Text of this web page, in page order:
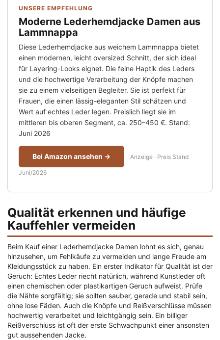
UNSERE EMPFEHLUNG
Moderne Lederhemdjacke Damen aus
Lammnappa
Diese Lederhemdjacke aus weichem Lammnappa bietet
einen modernen, leicht oversized Schnitt, der sich ideal
für Layering-Looks eignet. Die feine Haptik des Leders
und die hochwertige Verarbeitung der Knöpfe machen
sie zu einem vielseitigen Begleiter. Sie ist perfekt für
Frauen, die einen lässig-eleganten Stil schätzen und
Wert auf echtes Leder legen. Preislich liegt sie im
mittleren bis oberen Segment, ca. 250–450 €. Stand:
Juni 2026
Bei Amazon ansehen → Anzeige · Preis Stand
Juni/2026
Qualität erkennen und häufige
Kauffehler vermeiden
Beim Kauf einer Lederhemdjacke Damen lohnt es sich, genau
hinzusehen, um Fehlkäufe zu vermeiden und lange Freude am
Kleidungsstück zu haben. Ein erster Indikator für Qualität ist der
Geruch: Echtes Leder riecht natürlich, während Kunstleder oft
einen chemischen oder plastikartigen Geruch aufweist. Prüfe
die Nähte sorgfältig; sie sollten sauber, gerade und stabil sein,
ohne lose Fäden. Auch die Knöpfe und Reißverschlüsse müssen
hochwertig verarbeitet und leichtgängig sein. Ein billiger
Reißverschluss ist oft der erste Schwachpunkt einer ansonsten
gut aussehenden Jacke.